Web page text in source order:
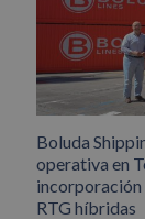
Boluda
operativa en
incorporación
RTG híbridas